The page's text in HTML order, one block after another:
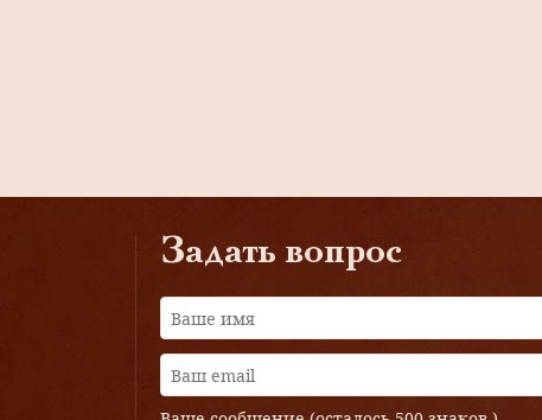
Задать вопрос